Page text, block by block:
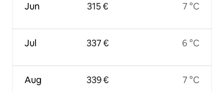
Jun
Jul
Aug
315 €
337 €
339 €
7 °C
6 °C
7 °C